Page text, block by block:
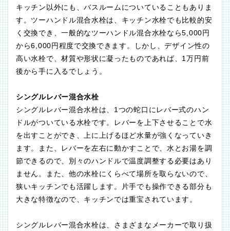
キッチン以外にも、バスルームについていることもありま
す。ツーハンドル混合水栓は、キッチン水栓でも比較的安
く交換でき、一般的なツーハンドル混合水栓なら5,000円
から6,000円程度で交換できます。しかし、デザイン性の
高い水栓で、材質や形状に凝ったものであれば、1万円前
後から手に入るでしょう。
シングルレバー混合水栓
シングルレバー混合水栓は、1つの蛇口にレバー式のハン
ドルがついている水栓です。レバーを上下させることで水
を出すことができ、上に上げるほど水量が強くなっていき
ます。また、レバーを左右に動かすことで、水とお湯を調
節できるので、別々のハンドルで温度調整する必要はあり
ません。また、他の水栓にくらべて場所を取らないので、
狭いキッチンでも活躍します。片手でも操作できる部分も
大きな特徴なので、キッチンでは重宝されています。
シングルレバー混合水栓は、さまざまなメーカーで取り扱